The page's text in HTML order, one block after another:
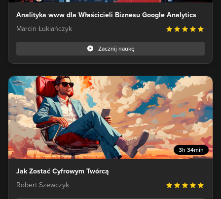
Analityka www dla Właścicieli Biznesu Google Analytics
Marcin Łukiańczyk
Zacznij naukę
3h 34min
Jak Zostać Cyfrowym Twórcą
Robert Szewczyk